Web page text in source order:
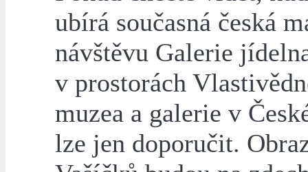
ubírá současná česká
návštěvu Galerie
v prostorách
muzea a galerie v
lze jen doporučit.